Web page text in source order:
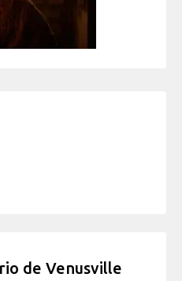
de Venusville